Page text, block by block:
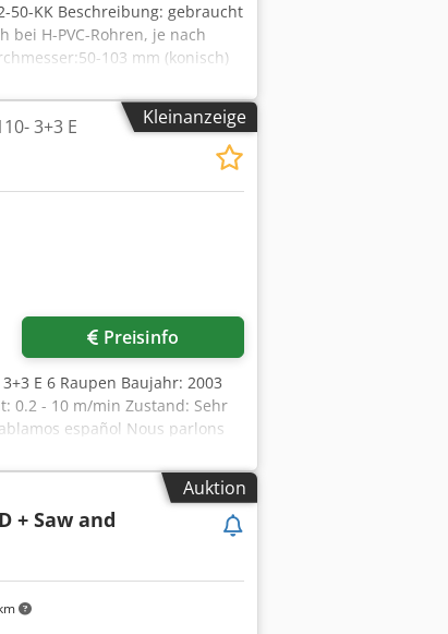
50-KK Beschreibung: gebraucht
bei H-PVC-Rohren, je nach
103 mm (konisch)
43 m/min. Antriebsmotor:
Heizzone: 1 Werkzeug
53.000 Std. eingebaut.
Kleinanzeige
3+3 E
Preisinfo
3+3 E 6 Raupen Baujahr: 2003
0.2 - 10 m/min Zustand: Sehr
español Nous parlons
Germany
Auktion
+ Saw and